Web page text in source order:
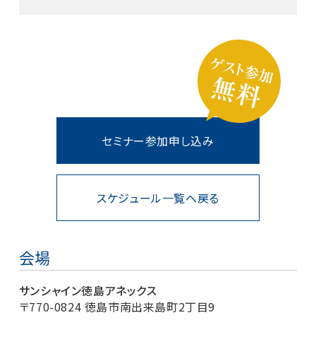
スケジュール一覧へ戻る
セミナー参加申し込み
会場
サンシャイン徳島アネックス
〒770-0824 徳島市南出来島町2丁目9